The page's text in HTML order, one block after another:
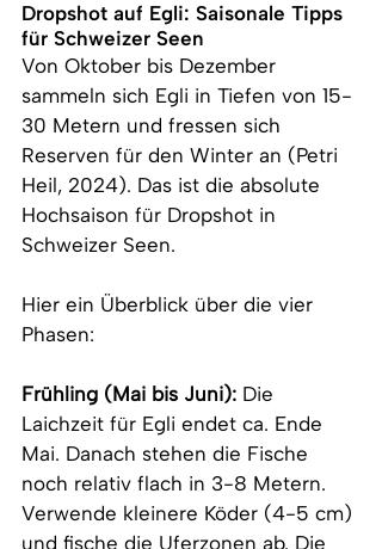
Dropshot auf Egli: Saisonale Tipps
für Schweizer Seen
Von Oktober bis Dezember
sammeln sich Egli in Tiefen von 15-
30 Metern und fressen sich
Reserven für den Winter an (Petri
Heil, 2024). Das ist die absolute
Hochsaison für Dropshot in
Schweizer Seen.
Hier ein Überblick über die vier
Phasen:
Frühling (Mai bis Juni): Die
Laichzeit für Egli endet ca. Ende
Mai. Danach stehen die Fische
noch relativ flach in 3-8 Metern.
Verwende kleinere Köder (4-5 cm)
und fische die Uferzonen ab. Die